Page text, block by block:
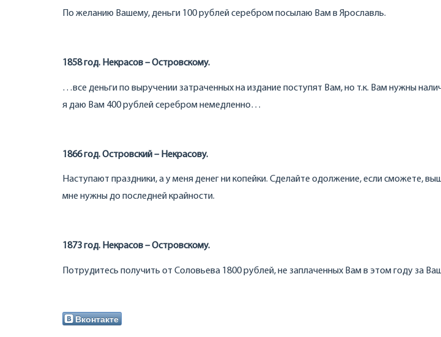
По желанию Вашему, деньги 100 рублей серебром посылаю Вам в Ярославль.
1858 год. Некрасов – Островскому.
…все деньги по выручении затраченных на издание поступят Вам, но т.к. Вам нужны
я даю Вам 400 рублей серебром немедленно…
1866 год. Островский – Некрасову.
Наступают праздники, а у меня денег ни копейки. Сделайте одолжение, если сможете,
мне нужны до последней крайности.
1873 год. Некрасов – Островскому.
Потрудитесь получить от Соловьева 1800 рублей, не заплаченных Вам в этом году за
Вконтакте